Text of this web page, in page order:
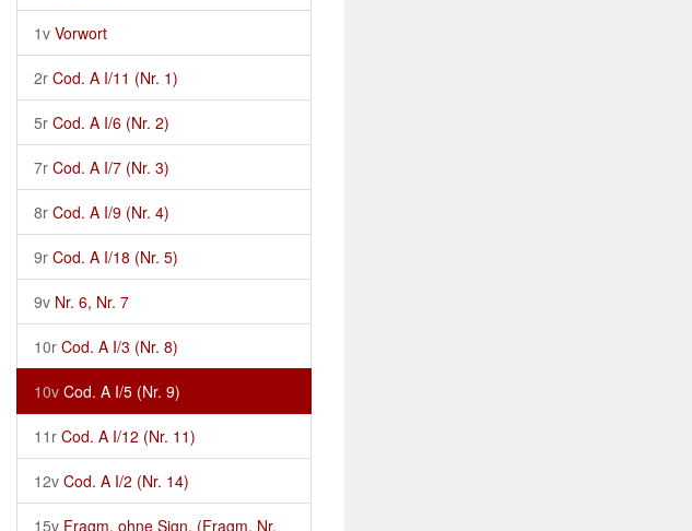
1v Vorwort
2r Cod. A I/11 (Nr. 1)
5r Cod. A I/6 (Nr. 2)
7r Cod. A I/7 (Nr. 3)
8r Cod. A I/9 (Nr. 4)
9r Cod. A I/18 (Nr. 5)
9v Nr. 6, Nr. 7
10r Cod. A I/3 (Nr. 8)
10v Cod. A I/5 (Nr. 9)
11r Cod. A I/12 (Nr. 11)
12v Cod. A I/2 (Nr. 14)
15v Fragm. ohne Sign. (Fragm. Nr.